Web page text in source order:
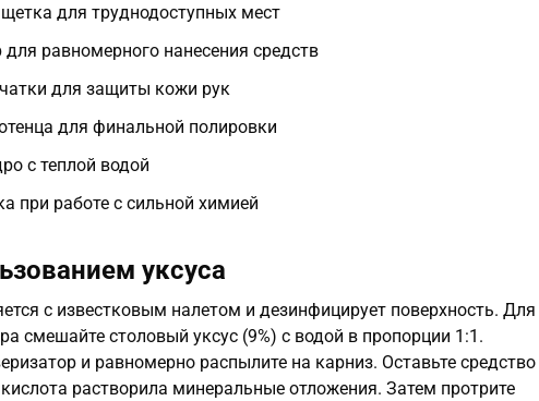
для труднодоступных мест
для равномерного нанесения средств
для защиты кожи рук
для финальной полировки
с теплой водой
при работе с сильной химией
уксуса
с известковым налетом и дезинфицирует поверхность. Для
смешайте столовый уксус (9%) с водой в пропорции 1:1.
и равномерно распылите на карниз. Оставьте средство
растворила минеральные отложения. Затем протрите